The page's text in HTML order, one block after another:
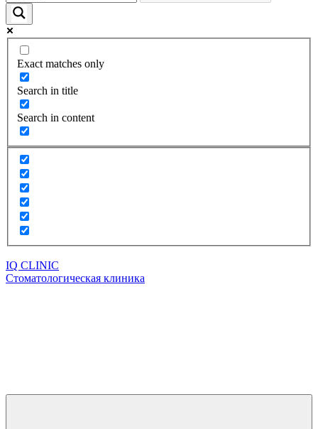
Exact matches only
Search in title
Search in content
IQ CLINIC
Стоматологическая клиника